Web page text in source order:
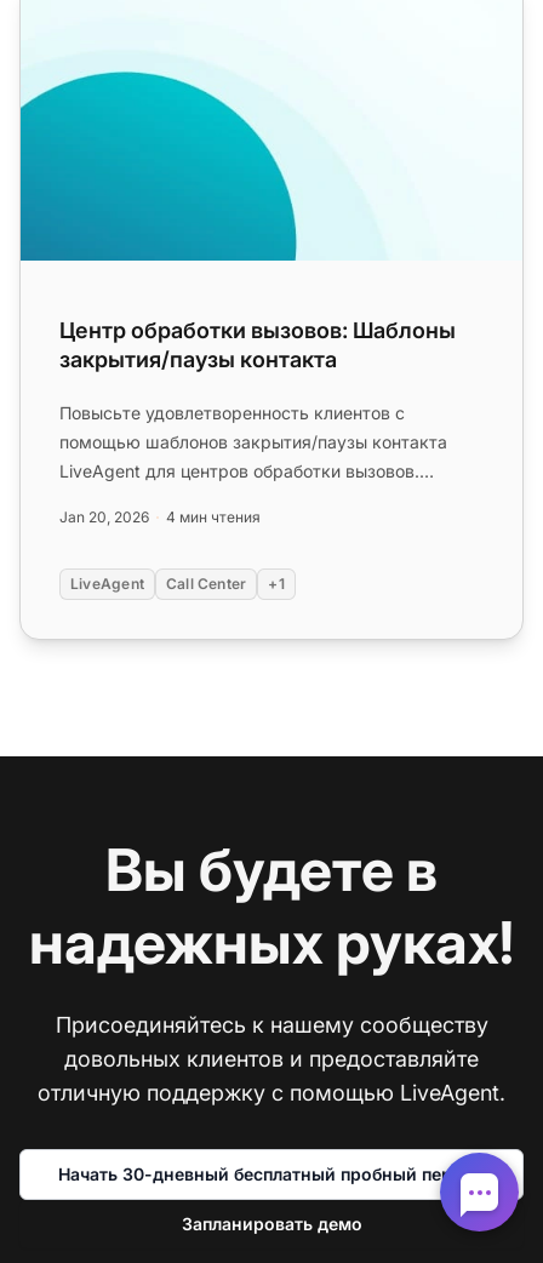
Центр обработки вызовов: Шаблоны
закрытия/паузы контакта
Повысьте удовлетворенность клиентов с
помощью шаблонов закрытия/паузы контакта
LiveAgent для центров обработки вызовов.
Jan 20, 2026 4 мин чтения
LiveAgent Call Center +1
Вы будете в
надежных руках!
Присоединяйтесь к нашему сообществу
довольных клиентов и предоставляйте
отличную поддержку с помощью LiveAgent.
Начать 30-дневный бесплатный пробный период
Запланировать демо